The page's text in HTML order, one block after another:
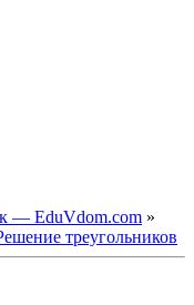
— EduVdom.com »
треугольников